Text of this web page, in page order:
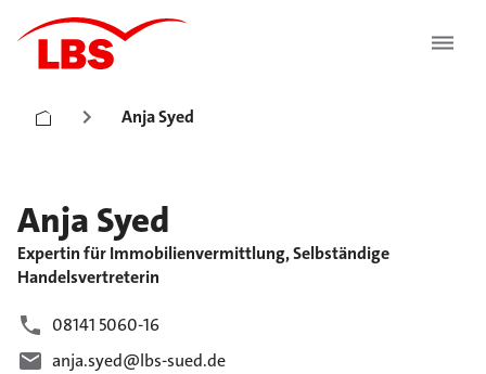
Anja Syed
Anja Syed
Expertin für Immobilienvermittlung, Selbständige
Handelsvertreterin
08141 5060-16
anja.syed@lbs-sued.de